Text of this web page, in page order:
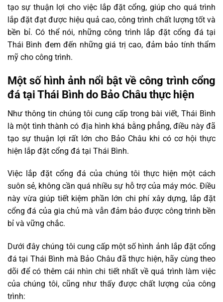
tạo sự thuận lợi cho việc lắp đặt cổng, giúp cho quá trình
lắp đặt đạt được hiệu quả cao, công trình chất lượng tốt và
bền bỉ. Có thể nói, những công trình lắp đặt cổng đá tại
Thái Bình đem đến những giá trị cao, đảm bảo tính thẩm
mỹ cho công trình.
Một số hình ảnh nổi bật về công trình cổng
đá tại Thái Bình do Bảo Châu thực hiện
Như thông tin chúng tôi cung cấp trong bài viết, Thái Bình
là một tình thành có địa hình khá bằng phẳng, điều này đã
tạo sự thuận lợi rất lớn cho Bảo Châu khi có cơ hội thực
hiện lắp đặt cổng đá tại Thái Bình.
Việc lắp đặt cổng đá của chúng tôi thực hiện một cách
suôn sẻ, không cần quá nhiều sự hỗ trợ của máy móc. Điều
này vừa giúp tiết kiệm phần lớn chi phí xây dựng, lắp đặt
cổng đá của gia chủ mà vẫn đảm bảo được công trình bền
bỉ và vững chắc.
Dưới đây chúng tôi cung cấp một số hình ảnh lắp đặt cổng
đá tại Thái Bình mà Bảo Châu đã thực hiện, hãy cùng theo
dõi để có thêm cái nhìn chi tiết nhất về quá trình làm việc
của chúng tôi, cũng như thấy được chất lượng của công
trình: